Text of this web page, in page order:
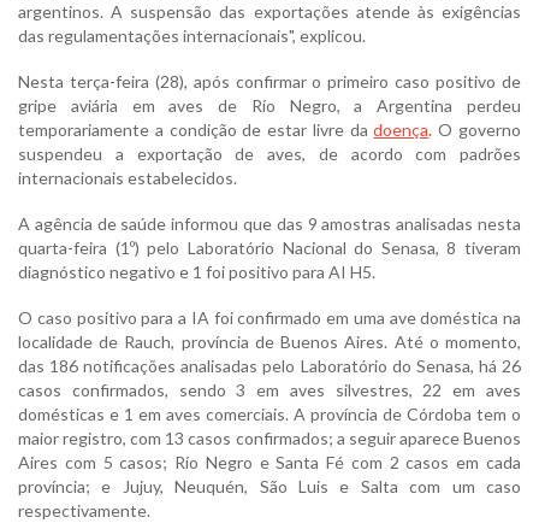
argentinos. A suspensão das exportações atende às exigências
das regulamentações internacionais", explicou.
Nesta terça-feira (28), após confirmar o primeiro caso positivo de
gripe aviária em aves de Río Negro, a Argentina perdeu
temporariamente a condição de estar livre dadoença. O governo
suspendeu a exportação de aves, de acordo com padrões
internacionais estabelecidos.
A agência de saúde informou que das 9 amostras analisadas nesta
quarta-feira (1º) pelo Laboratório Nacional do Senasa, 8 tiveram
diagnóstico negativo e 1 foi positivo para AI H5.
O caso positivo para a IA foi confirmado em uma ave doméstica na
localidade de Rauch, província de Buenos Aires. Até o momento,
das 186 notificações analisadas pelo Laboratório do Senasa, há 26
casos confirmados, sendo 3 em aves silvestres, 22 em aves
domésticas e 1 em aves comerciais. A província de Córdoba tem o
maior registro, com 13 casos confirmados; a seguir aparece Buenos
Aires com 5 casos; Río Negro e Santa Fé com 2 casos em cada
província; e Jujuy, Neuquén, São Luis e Salta com um caso
respectivamente.